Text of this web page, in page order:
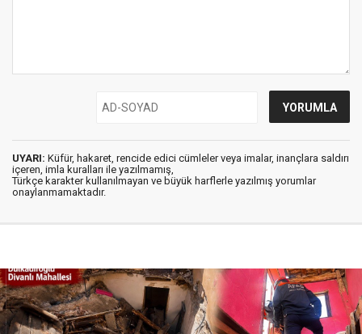
UYARI: Küfür, hakaret, rencide edici cümleler veya imalar, inançlara saldırı
içeren, imla kuralları ile yazılmamış,
Türkçe karakter kullanılmayan ve büyük harflerle yazılmış yorumlar
onaylanmamaktadır.